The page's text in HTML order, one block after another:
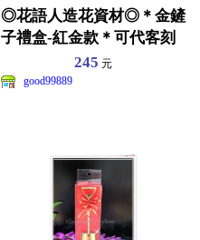
◎花語人造花資材◎＊金鏟
子禮盒-紅金款＊可代客刻
字~店面~開工~動土贈
245 元
good99889